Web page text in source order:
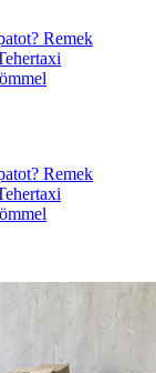
Remek
Remek